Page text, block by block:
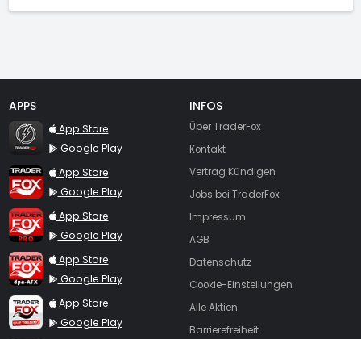
APPS
TraderFox Flash
App Store
Google Play
TraderFox App
App Store
Google Play
TraderFox Pro
App Store
Google Play
TraderFox dpa-AFX ProFeed
App Store
Google Play
TraderFox Live Trading
App Store
Google Play
INFOS
Über TraderFox
Kontakt
Vertrag Kündigen
Jobs bei TraderFox
Impressum
AGB
Datenschutz
Cookie-Einstellungen
Alle Aktien
Barrierefreiheit